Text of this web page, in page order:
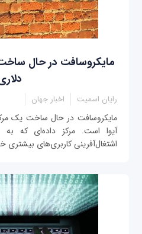
مایکروسافت در حال ساخت
رایان اسمیت اخبار جهان
مایکروسافت در حال ساخت یک
آیوا است. مرکز داده‌ای که
اشتغال‌آفرینی کاربری‌های